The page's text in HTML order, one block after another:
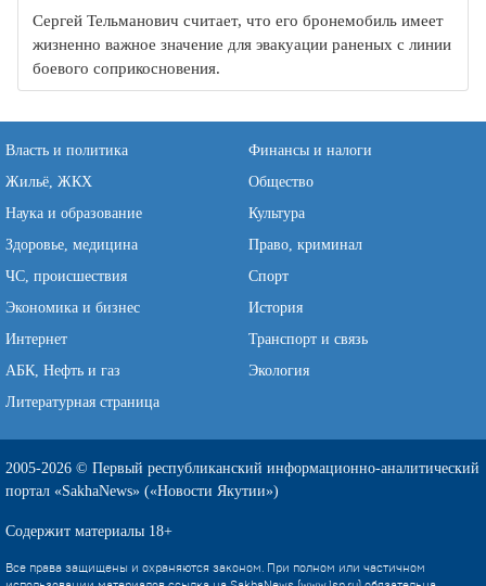
Сергей Тельманович считает, что его бронемобиль имеет
жизненно важное значение для эвакуации раненых с линии
боевого соприкосновения.
Власть и политика
Финансы и налоги
Жильё, ЖКХ
Общество
Наука и образование
Культура
Здоровье, медицина
Право, криминал
ЧС, происшествия
Спорт
Экономика и бизнес
История
Интернет
Транспорт и связь
АБК, Нефть и газ
Экология
Литературная страница
2005-2026 © Первый республиканский информационно-аналитический
портал «SakhaNews» («Новости Якутии»)
Содержит материалы 18+
Все права защищены и охраняются законом. При полном или частичном